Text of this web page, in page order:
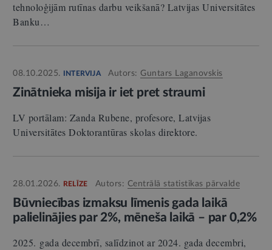
tehnoloģijām rutīnas darbu veikšanā? Latvijas Universitātes
Banku…
08.10.2025. INTERVIJA Autors: Guntars Laganovskis
Zinātnieka misija ir iet pret straumi
LV portālam: Zanda Rubene, profesore, Latvijas
Universitātes Doktorantūras skolas direktore.
28.01.2026. RELĪZE Autors: Centrālā statistikas pārvalde
Būvniecības izmaksu līmenis gada laikā
palielinājies par 2%, mēneša laikā – par 0,2%
2025. gada decembrī, salīdzinot ar 2024. gada decembri,